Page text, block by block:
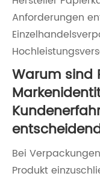
Anforderungen
Warum sind
Bei
Produkt